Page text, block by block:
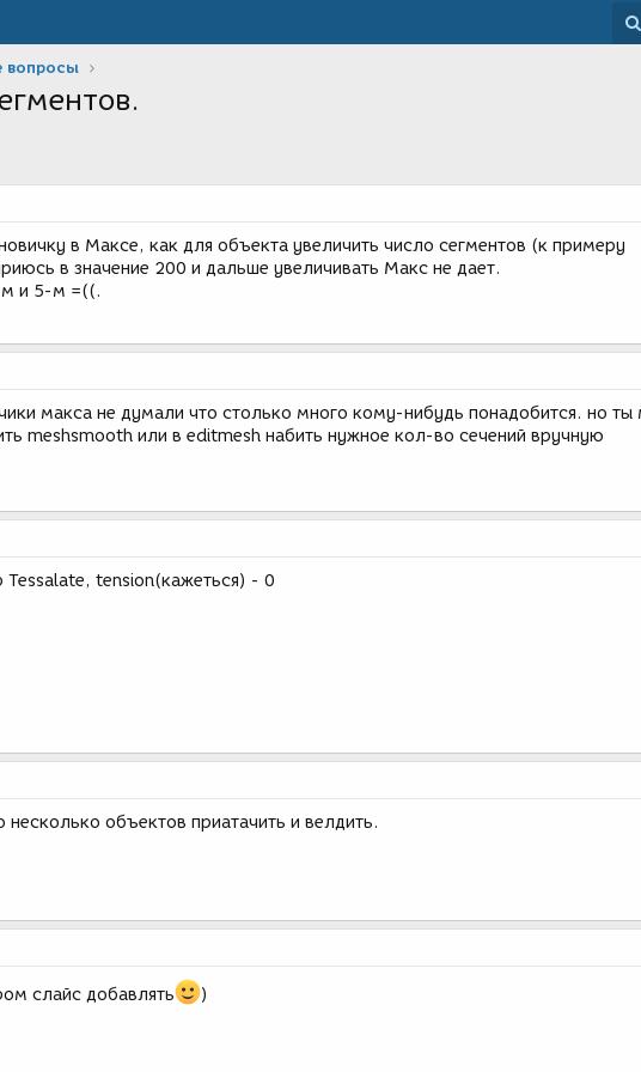
вопросы
в Максе, как для объекта увеличить число сегментов (к примеру
в значение 200 и дальше увеличивать Макс не дает.
м и 5-м =((.
макса не думали что столько много кому-нибудь понадобится. но
meshsmooth или в editmesh набить нужное кол-во сечений вручную
tension(кажеться) - 0
объектов приатачить и велдить.
слайс добавлять )